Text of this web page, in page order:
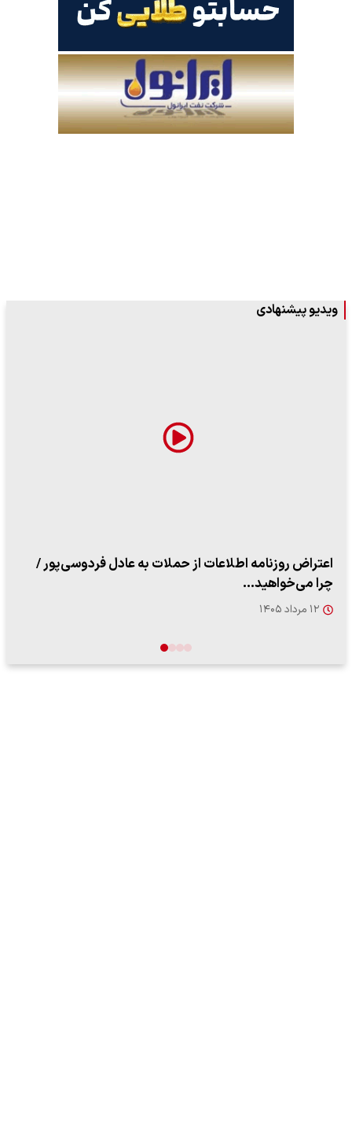
ویدیو پیشنهادی
اعتراض روزنامه اطلاعات از حملات به عادل فردوسی‌پور /
چرا می‌خواهید…
۱۲ مرداد ۱۴۰۵